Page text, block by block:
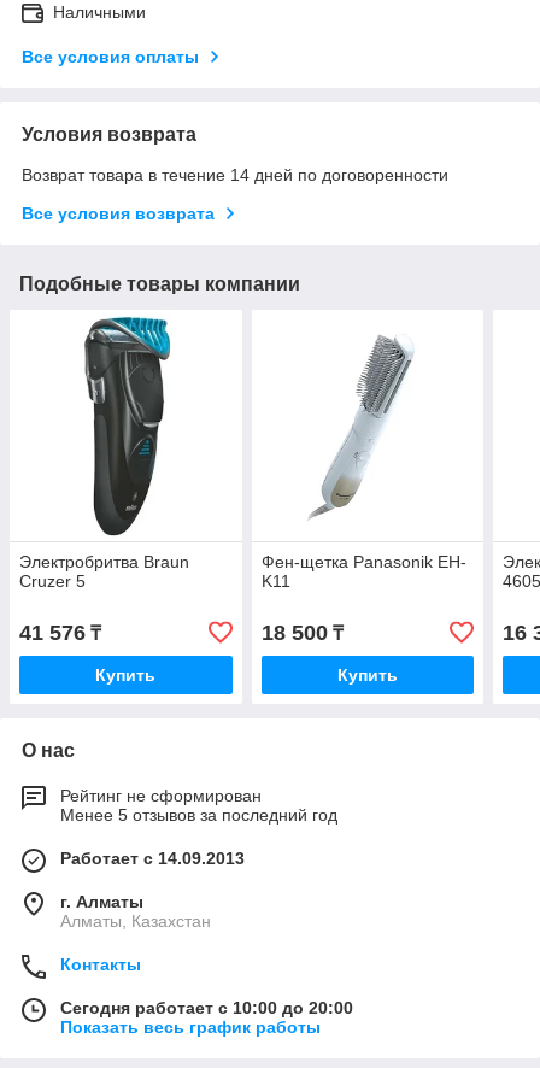
Наличными
Все условия оплаты
Условия возврата
Возврат товара в течение 14 дней по договоренности
Все условия возврата
Подобные товары компании
Электробритва Braun
Cruzer 5
41 576 ₸
Купить
Фен-щетка Panasonik EH-
K11
18 500₸
Купить
16
О нас
Рейтинг не сформирован
Менее 5 отзывов за последний год
Работает с 14.09.2013
г. Алматы
Алматы, Казахстан
Контакты
Сегодня работает с 10:00 до 20:00
Показать весь график работы